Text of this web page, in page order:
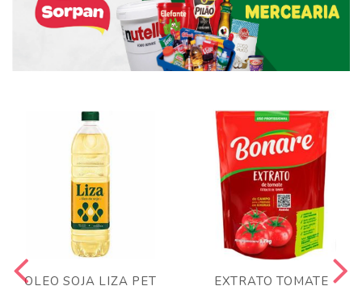
OLEO SOJA LIZA PET
EXTRATO TOMATE